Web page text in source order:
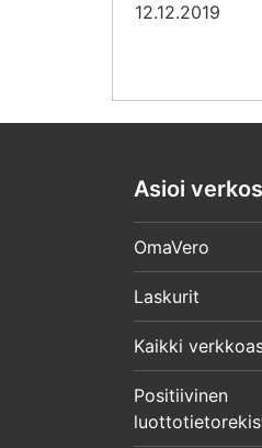
12.12.2019
Asioi
OmaVero
Laskurit
Kaikki
Positiivinen